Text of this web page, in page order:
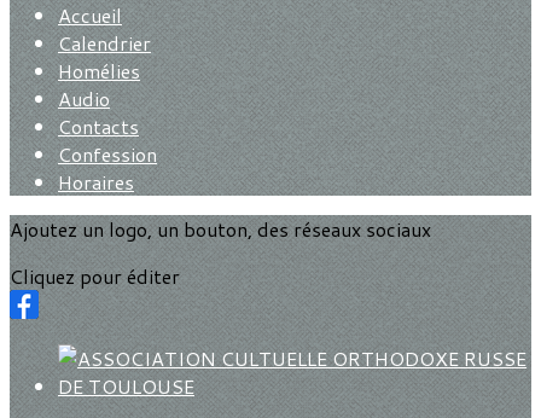
Accueil
Calendrier
Homélies
Audio
Contacts
Confession
Horaires
Ajoutez un logo, un bouton, des réseaux sociaux
Cliquez pour éditer